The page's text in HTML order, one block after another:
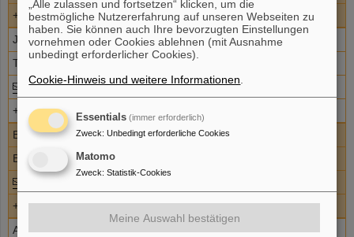
+49-6159-71-3136
Jörg Wiessmann
Techniker
Jörg Wiessmann
+49-6159-71-2389
B.Sc. Sven Düfer
Betriebsingenieur
+46-6159-71-3698
Alissa Krause
„Alle zulassen und fortsetzen“ klicken, um die
bestmögliche Nutzererfahrung auf unseren Webseiten zu
haben. Sie können auch Ihre bevorzugten Einstellungen
vornehmen oder Cookies ablehnen (mit Ausnahme
unbedingt erforderlicher Cookies).
Cookie-Hinweis und weitere Informationen
Essentials (immer erforderlich)
Zweck: Unbedingt erforderliche Cookies
Matomo
Zweck: Statistik-Cookies
Meine Auswahl bestätigen